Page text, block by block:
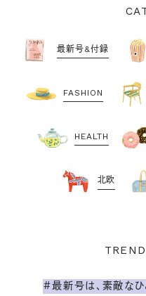
最新号&付録
FASHION
HEALTH
北欧
#最新号は、素敵なひ